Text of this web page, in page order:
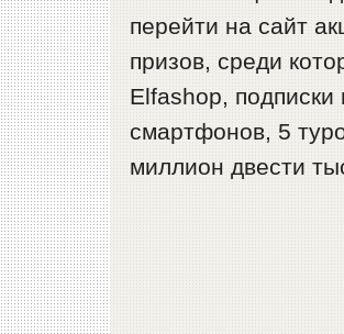
перейти на сайт
призов, среди
Elfashop, подписки
смартфонов, 5
миллион двести